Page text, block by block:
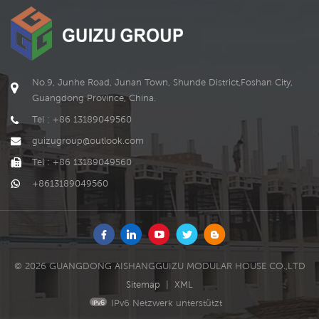
No.9, Junhe Road, Junan Town, Shunde District,Foshan City,
Guangdong Province, China.
Tel : +86 13189049560
guizugroup@outlook.com
Tel : +86 13189049560
+8613189049560
© 2026 GUANGDONG AISHANGGUIZU MODULAR HOUSE CO.,LTD
Sitemap
XML
IPv6 Netzwerk unterstützt